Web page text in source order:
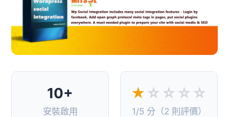
10+
安裝啟用
★ ☆☆☆☆
1/5 分（2 則評價）